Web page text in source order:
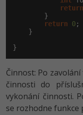
return
        }
return
0;
    }
}
Činnost: Po
činnosti do
vykonání činnosti.
se rozhodne funkce